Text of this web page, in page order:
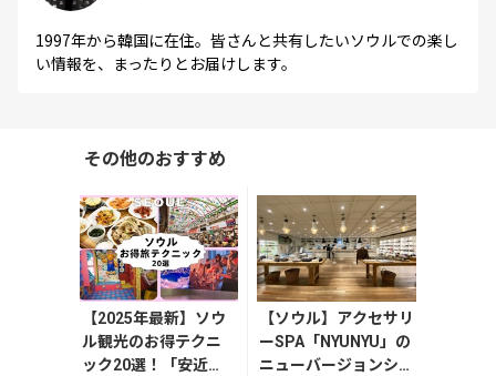
1997年から韓国に在住。皆さんと共有したいソウルでの楽し
い情報を、まったりとお届けします。
その他のおすすめ
【2025年最新】ソウ
ル観光のお得テクニ
ック20選！「安近
【ソウル】アクセサリ
ーSPA「NYUNYU」の
ニューバージョンショ